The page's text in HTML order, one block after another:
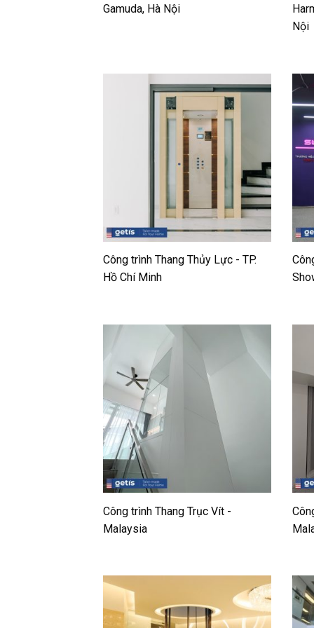
Gamuda, Hà Nội
Nội
Công trình Thang Thủy Lực - TP.
Hồ Chí Minh
Công trình Thang Trục Vít -
Malaysia